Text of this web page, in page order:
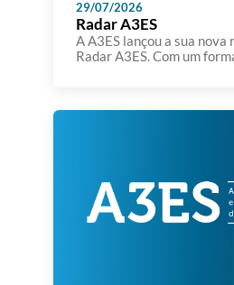
29/07/2026
Radar A3ES
A A3ES lançou a sua nova
Radar A3ES. Com um
qualidade […]